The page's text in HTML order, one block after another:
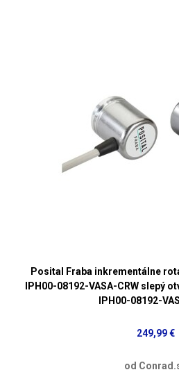
Posital Fraba inkrementálne
IPH00-08192-VASA-CRW slepý
IPH00-08192-
249,99 €
od